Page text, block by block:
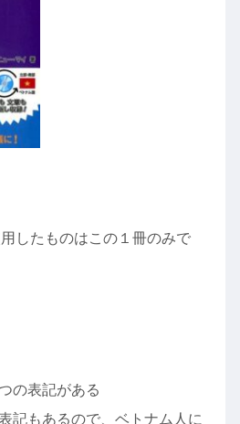
したものはこの１冊のみで
の表記がある
記もあるので、ベトナム人に